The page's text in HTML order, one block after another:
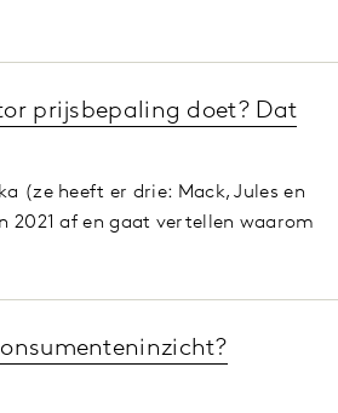
prijsbepaling doet? Dat
(ze heeft er drie: Mack, Jules en
2021 af en gaat vertellen waarom